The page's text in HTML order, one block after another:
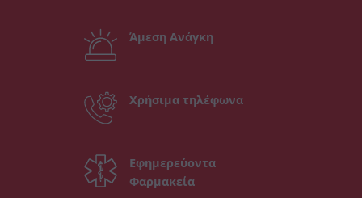
Άμεση Ανάγκη
Χρήσιμα τηλέφωνα
Εφημερεύοντα
Φαρμακεία